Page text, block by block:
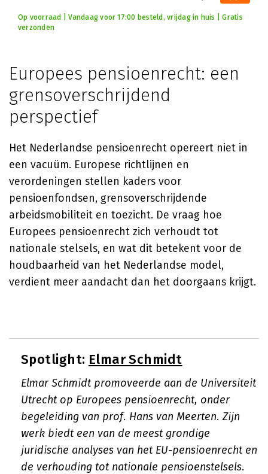
Op voorraad | Vandaag voor 17:00 besteld, vrijdag in huis | Gratis
verzonden
Europees pensioenrecht: een
grensoverschrijdend
perspectief
Het Nederlandse pensioenrecht opereert niet in
een vacuüm. Europese richtlijnen en
verordeningen stellen kaders voor
pensioenfondsen, grensoverschrijdende
arbeidsmobiliteit en toezicht. De vraag hoe
Europees pensioenrecht zich verhoudt tot
nationale stelsels, en wat dit betekent voor de
houdbaarheid van het Nederlandse model,
verdient meer aandacht dan het doorgaans krijgt.
Spotlight: Elmar Schmidt
Elmar Schmidt promoveerde aan de Universiteit
Utrecht op Europees pensioenrecht, onder
begeleiding van prof. Hans van Meerten. Zijn
werk biedt een van de meest grondige
juridische analyses van het EU-pensioenrecht en
de verhouding tot nationale pensioenstelsels.